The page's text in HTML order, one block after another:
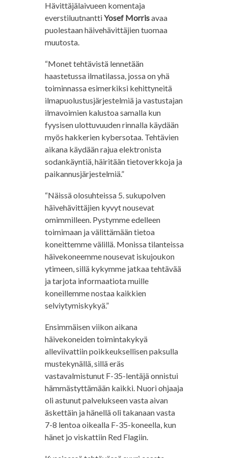
Hävittäjälaivueen komentaja
everstiluutnanttiYosef Morrisavaa
puolestaan häivehävittäjien tuomaa
muutosta.
“Monet tehtävistä lennetään
haastetussa ilmatilassa, jossa on yhä
toiminnassa esimerkiksi kehittyneitä
ilmapuolustusjärjestelmiä ja vastustajan
ilmavoimien kalustoa samalla kun
fyysisen ulottuvuuden rinnalla käydään
myös hakkerien kybersotaa. Tehtävien
aikana käydään rajua elektronista
sodankäyntiä, häiritään tietoverkkoja ja
paikannusjärjestelmiä.”
“Näissä olosuhteissa 5. sukupolven
häivehävittäjien kyvyt nousevat
omimmilleen. Pystymme edelleen
toimimaan ja välittämään tietoa
koneittemme välillä. Monissa tilanteissa
häivekoneemme nousevat iskujoukon
ytimeen, sillä kykymme jatkaa tehtävää
ja tarjota informaatiota muille
koneillemme nostaa kaikkien
selviytymiskykyä.”
Ensimmäisen viikon aikana
häivekoneiden toimintakykyä
alleviivattiin poikkeuksellisen paksulla
mustekynällä, sillä eräs
vastavalmistunut F-35-lentäjä onnistui
hämmästyttämään kaikki. Nuori ohjaaja
oli astunut palvelukseen vasta aivan
äskettäin ja hänellä oli takanaan vasta
7-8 lentoa oikealla F-35-koneella, kun
hänet jo viskattiin Red Flagiin.